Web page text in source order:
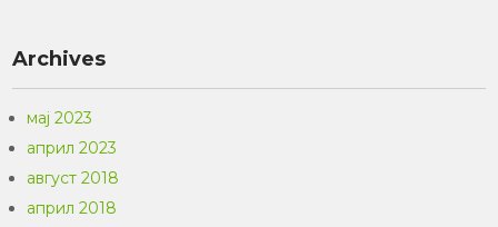
Archives
мај 2023
април 2023
август 2018
април 2018